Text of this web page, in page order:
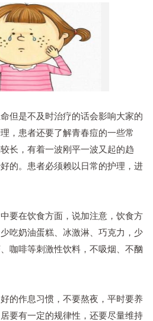
是不及时治疗的话会影响大家的
，患者还要了解青春痘的一些常
长，有着一波刚平一波又起的趋
的。患者必须赖以日常的护理，进
在饮食方面，说加注意，饮食方
吃奶油蛋糕、冰激淋、巧克力，少
咖啡等刺激性饮料，不吸烟、不酗
作息习惯，不要熬夜，平时要养
要有一定的规律性，还要尽量维持